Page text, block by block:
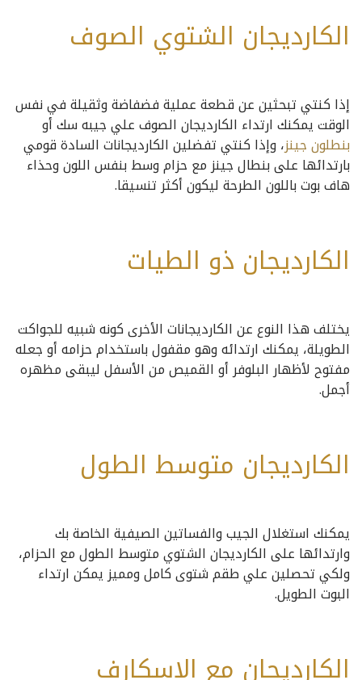
الكارديجان الشتوي الصوف
إذا كنتي تبحثين عن قطعة عملية فضفاضة وثقيلة في نفس
الوقت يمكنك ارتداء الكارديجان الصوف علي جيبه سك أو
بنطلون جينز، وإذا كنتي تفضلين الكارديجانات السادة قومي
بارتدائها على بنطال جينز مع حزام وسط بنفس اللون وحذاء
هاف بوت باللون الطرحة ليكون أكثر تنسيقا.
الكارديجان ذو الطيات
يختلف هذا النوع عن الكارديجانات الأخرى كونه شبيه للجواكت
الطويلة، يمكنك ارتدائه وهو مقفول باستخدام حزامه أو جعله
مفتوح لأظهار البلوفر أو القميص من الأسفل ليبقى مظهره
أجمل.
الكارديجان متوسط الطول
يمكنك استغلال الجيب والفساتين الصيفية الخاصة بك
وارتدائها على الكارديجان الشتوي متوسط الطول مع الحزام،
ولكي تحصلين علي طقم شتوى كامل ومميز يمكن ارتداء
البوت الطويل.
الكارديجان مع الاسكارف